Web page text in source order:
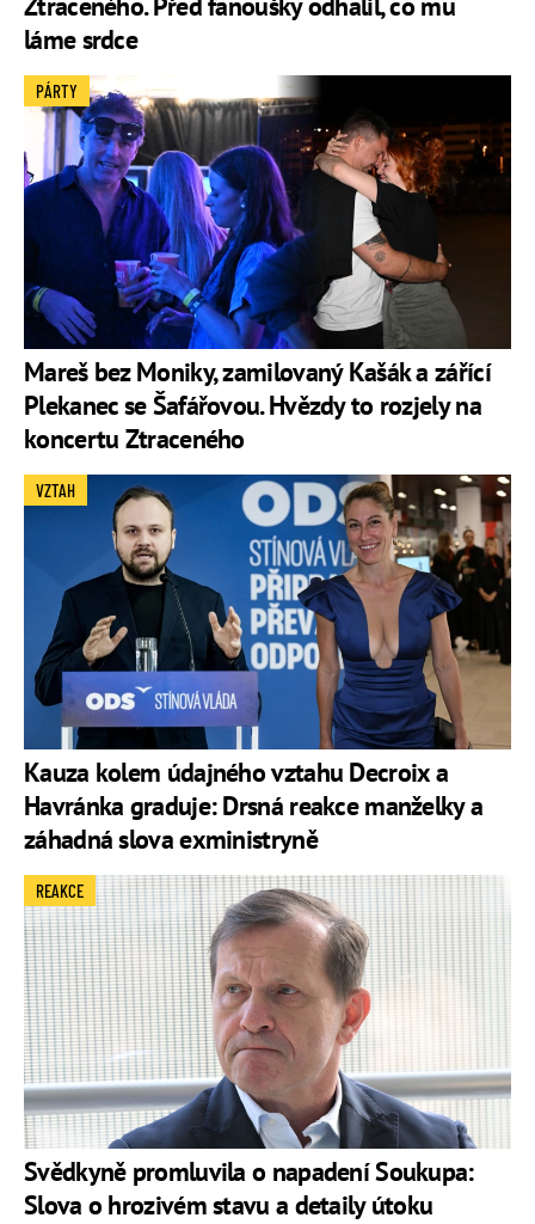
láme srdce
Mareš bez Moniky, zamilovaný Kašák a zářící
Plekanec se Šafářovou. Hvězdy to rozjely na
koncertu Ztraceného
PÁRTY
Kauza kolem údajného vztahu Decroix a
Havránka graduje: Drsná reakce manželky a
záhadná slova exministryně
VZTAH
Svědkyně promluvila o napadení Soukupa:
Slova o hrozivém stavu a detaily útoku
REAKCE